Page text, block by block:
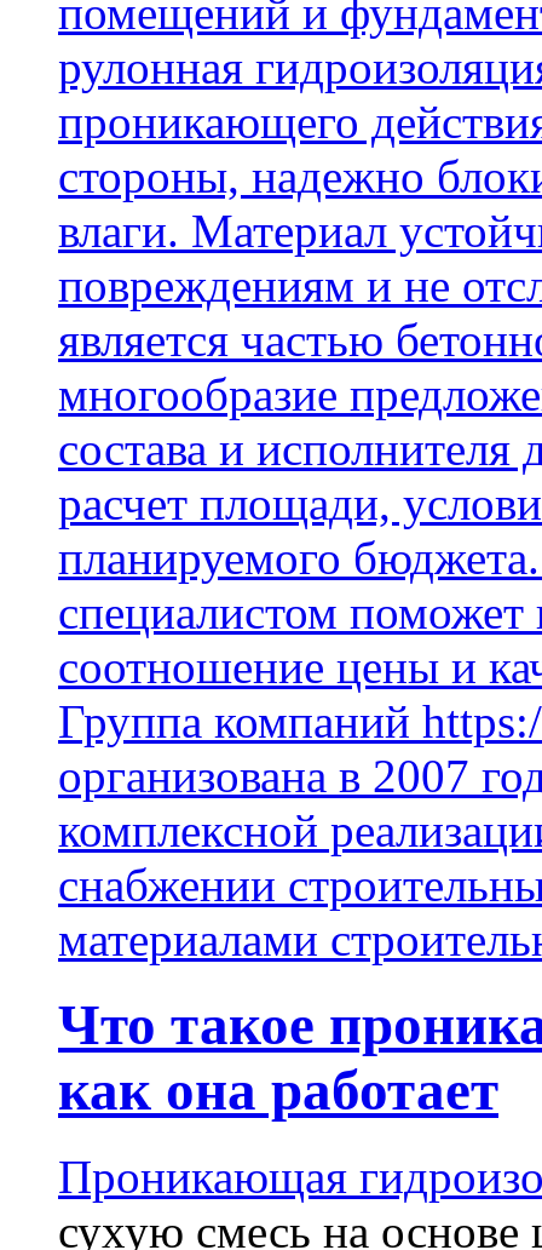
помещений и
рулонная
проникающего
стороны, надежно
влаги. Материал
повреждениям и не
является частью
многообразие
состава и
расчет площади,
планируемого
специалистом поможет
соотношение цены и
Группа компаний
организована в 2007
комплексной
снабжении
материалами
Что такое
как она работает
Проникающая
сухую смесь на основе